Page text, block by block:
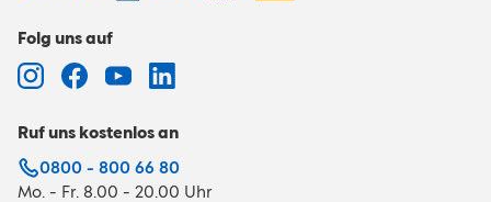
Folg uns auf
Ruf uns kostenlos an
0800 - 800 66 80
Mo. - Fr. 8.00 - 20.00 Uhr